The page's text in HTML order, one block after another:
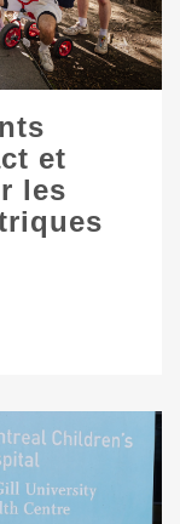
et
les